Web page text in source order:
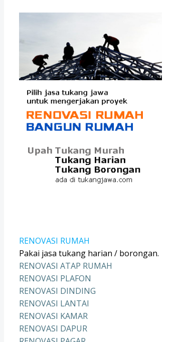
RENOVASI RUMAH
Pakai jasa tukang harian / borongan.
RENOVASI ATAP RUMAH
RENOVASI PLAFON
RENOVASI DINDING
RENOVASI LANTAI
RENOVASI KAMAR
RENOVASI DAPUR